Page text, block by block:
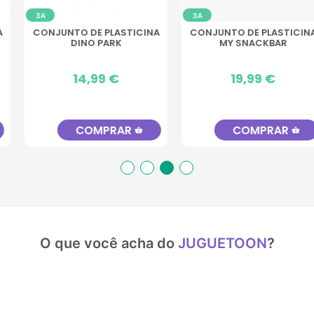
3A
CONJUNTO DE PLASTICINA
MY SNACKBAR
Preço
19,99 €
COMPRAR shopping_basket
3A
PACOTE DE MASSA 10
CORES
Preço
14,99 €
COMPRAR shopping_basket
O que você acha do JUGUETOON?